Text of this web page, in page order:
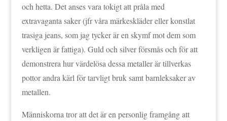
och hetta. Det anses vara tokigt att pråla med
extravaganta saker (jfr våra märkeskläder eller konstlat
trasiga jeans, som jag tycker är en skymf mot dem som
verkligen är fattiga). Guld och silver försmås och för att
demonstrera hur värdelösa dessa metaller är tillverkas
pottor andra kärl för tarvligt bruk samt barnleksaker av
metallen.
Människorna tror att det är en personlig framgång att